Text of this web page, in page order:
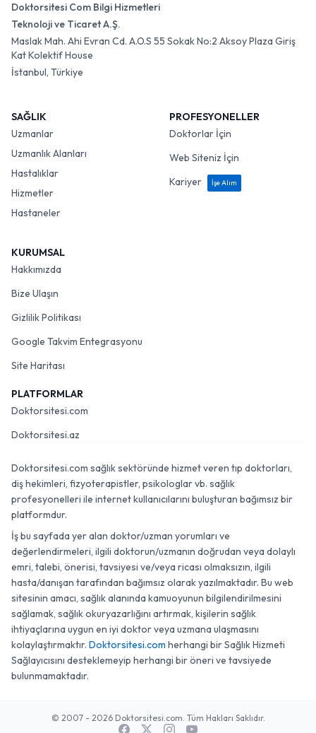
Doktorsitesi Com Bilgi Hizmetleri
Teknoloji ve Ticaret A.Ş.
Maslak Mah. Ahi Evran Cd. A.O.S 55 Sokak No:2 Aksoy Plaza Giriş
Kat Kolektif House
İstanbul, Türkiye
SAĞLIK
Uzmanlar
Uzmanlık Alanları
Hastalıklar
Hizmetler
Hastaneler
PROFESYONELLER
Doktorlar İçin
Web Siteniz İçin
Kariyer
İşe Alım
KURUMSAL
Hakkımızda
Bize Ulaşın
Gizlilik Politikası
Google Takvim Entegrasyonu
Site Haritası
PLATFORMLAR
Doktorsitesi.com
Doktorsitesi.az
Doktorsitesi.com sağlık sektöründe hizmet veren tıp doktorları,
diş hekimleri, fizyoterapistler, psikologlar vb. sağlık
profesyonelleri ile internet kullanıcılarını buluşturan bağımsız bir
platformdur.
İş bu sayfada yer alan doktor/uzman yorumları ve
değerlendirmeleri, ilgili doktorun/uzmanın doğrudan veya dolaylı
emri, talebi, önerisi, tavsiyesi ve/veya ricası olmaksızın, ilgili
hasta/danışan tarafından bağımsız olarak yazılmaktadır. Bu web
sitesinin amacı, sağlık alanında kamuoyunun bilgilendirilmesini
sağlamak, sağlık okuryazarlığını artırmak, kişilerin sağlık
ihtiyaçlarına uygun en iyi doktor veya uzmana ulaşmasını
kolaylaştırmaktır. Doktorsitesi.com herhangi bir Sağlık Hizmeti
Sağlayıcısını desteklemeyip herhangi bir öneri ve tavsiyede
bulunmamaktadır.
© 2007 - 2026 Doktorsitesi.com. Tüm Hakları Saklıdır.